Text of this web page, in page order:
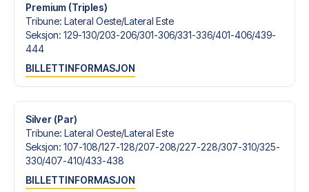
Premium (Triples)
Tribune: Lateral Oeste/​Lateral Este
Seksjon: 129-130/​203-206/​301-306/​331-336/​401-406/​439-
444
BILLETTINFORMASJON
Silver (Par)
Tribune: Lateral Oeste/​Lateral Este
Seksjon: 107-108/​127-128/​207-208/​227-228/​307-310/​325-
330/​407-410/​433-438
BILLETTINFORMASJON